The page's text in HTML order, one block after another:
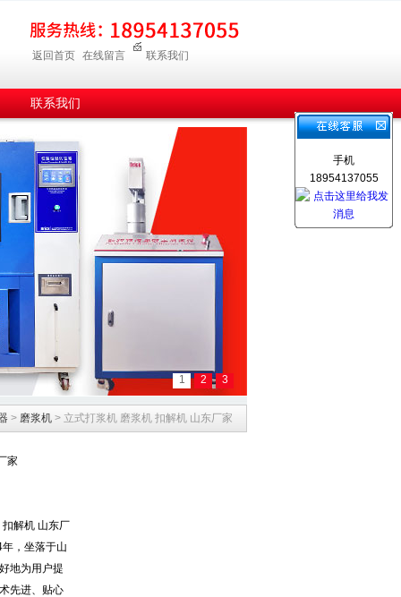
返回首页 在线留言 联系我们
联系我们
1 2 3
> 磨浆机 > 立式打浆机 磨浆机 扣解机 山东厂家
家
解机 山东厂
，坐落于山
地为用户提
先进、贴心
手机
18954137055